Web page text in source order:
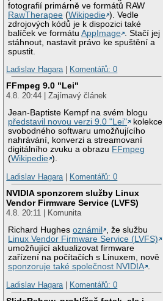
fotografií primárně ve formátů RAW
RawTherapee (Wikipedie ). Vedle
zdrojových kódů je k dispozici také
balíček ve formátuAppImage
. Stačí jej
stáhnout, nastavit právo ke spuštění a
spustit.
Ladislav Hagara| Komentářů: 0
FFmpeg 9.0 "Lei"
4.8. 20:44 | Zajímavý článek
Jean-Baptiste Kempf na svém blogu
představil novou verzi 9.0 "Lei"
kolekce
svobodného softwaru umožňujícího
nahrávání, konverzi a streamovaní
digitálního zvuku a obrazu FFmpeg
(Wikipedie ).
Ladislav Hagara| Komentářů: 0
NVIDIA sponzorem služby Linux
Vendor Firmware Service (LVFS)
4.8. 20:11 | Komunita
Richard Hughesoznámil
, že službu
Linux Vendor Firmware Service (LVFS)
umožňující aktualizovat firmware
zařízení na počítačích s Linuxem, nově
sponzoruje také společnost NVIDIA .
Ladislav Hagara| Komentářů: 0